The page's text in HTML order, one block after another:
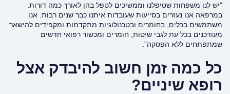
"יש לנו משפחות שטיפלנו וממשיכים לטפל בהן לאורך כמה דורות.
במרפאה אנו נעזרים בסייעות שעובדות איתנו כבר שנים רבות. אנו
משתמשים בכלים, בחומרים ובטכנולוגיות מתקדמות ומקפידים להישאר
מעודכנים בכל עת לגבי שיטות, חומרים ומכשור רפואי חדשים
שמתפתחים ללא הפסקה".
כל כמה זמן חשוב להיבדק אצל
רופא שיניים?